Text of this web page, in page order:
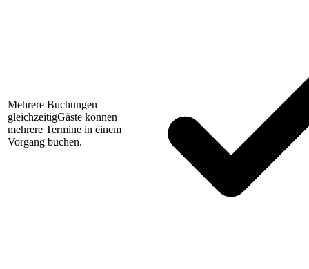
Mehrere Buchungen
gleichzeitigGäste können
mehrere Termine in einem
Vorgang buchen.